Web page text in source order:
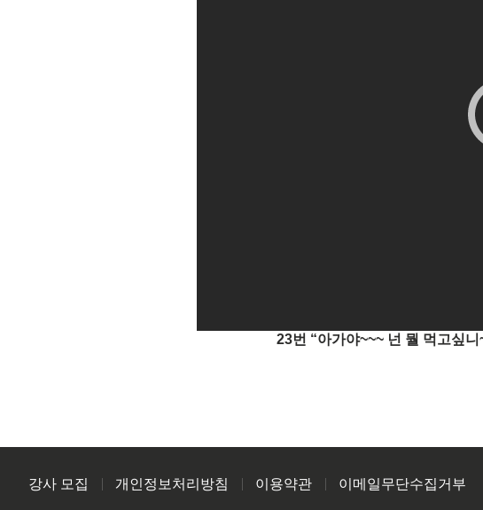
23번 “아가야~~~ 넌 뭘 먹고싶
강사 모집 개인정보처리방침 이용약관 이메일무단수집거부